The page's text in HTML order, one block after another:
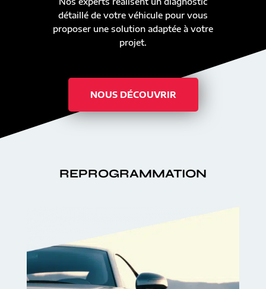
détaillé de votre véhicule pour vous
proposer une solution adaptée à votre
projet.
NOUS DÉCOUVRIR
REPROGRAMMATION